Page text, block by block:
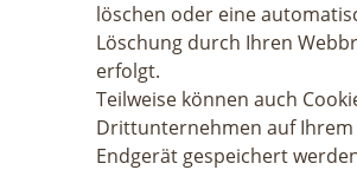
löschen oder eine
Löschung durch Ihren
erfolgt.
Teilweise können auch
Drittunternehmen auf Ihrem
Endgerät gespeichert